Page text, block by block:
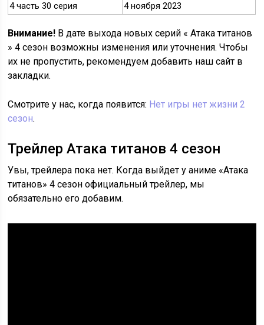
4 часть 30 серия
4 ноября 2023
Внимание! В дате выхода новых серий « Атака титанов
» 4 сезон возможны изменения или уточнения. Чтобы
их не пропустить, рекомендуем добавить наш сайт в
закладки.
Смотрите у нас, когда появится: Нет игры нет жизни 2
сезон.
Трейлер Атака титанов 4 сезон
Увы, трейлера пока нет. Когда выйдет у аниме «Атака
титанов» 4 сезон официальный трейлер, мы
обязательно его добавим.